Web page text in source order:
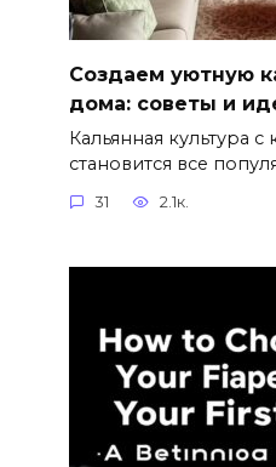
Создаем уютную
дома: советы и
Кальянная культура
становится все
31 2.1к.